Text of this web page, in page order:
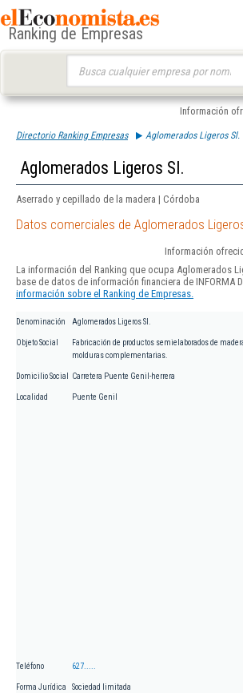
Ranking de Empresas
Información
Directorio Ranking Empresas Aglomerados Ligeros Sl.
Aglomerados Ligeros Sl.
Aserrado y cepillado de la madera | Córdoba
Datos comerciales de Aglomerados
Información
La información del Ranking que ocupa Aglomerados
base de datos de información financiera de INFORMA
información sobre el Ranking de Empresas.
Denominación Aglomerados Ligeros Sl.
Objeto Social
Fabricación de productos semielaborados de
molduras complementarias.
Domicilio Social Carretera Puente Genil-herrera
Localidad Puente Genil
Teléfono 627.....
Forma Jurídica Sociedad limitada